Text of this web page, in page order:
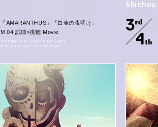
「AMARANTHUS」「白金の夜明け」
M.04 試聴×視聴 Movie
“AMARANTHUS” “HAKKIN NO YOAKE”
M.04 SHICHOU X SHICHOU MOVIE
Shichou